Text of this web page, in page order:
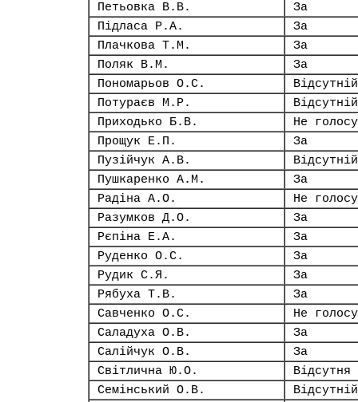
Петьовка В.В.
За
Підласа Р.А.
За
Плачкова Т.М.
За
Поляк В.М.
За
Пономарьов О.С.
Відсутній
Потураєв М.Р.
Відсутній
Приходько Б.В.
Не
Прощук Е.П.
За
Пузійчук А.В.
Відсутній
Пушкаренко А.М.
За
Радіна А.О.
Не
Разумков Д.О.
За
Рєпіна Е.А.
За
Руденко О.С.
За
Рудик С.Я.
За
Рябуха Т.В.
За
Савченко О.С.
Не
Саладуха О.В.
За
Салійчук О.В.
За
Світлична Ю.О.
Відсутня
Семінський О.В.
Відсутній